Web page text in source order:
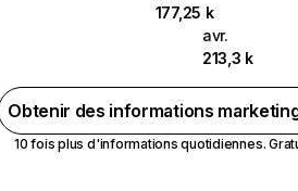
177,25 k
avr.
213,3 k
Obtenir des informations
10 fois plus d'informations quotidiennes.